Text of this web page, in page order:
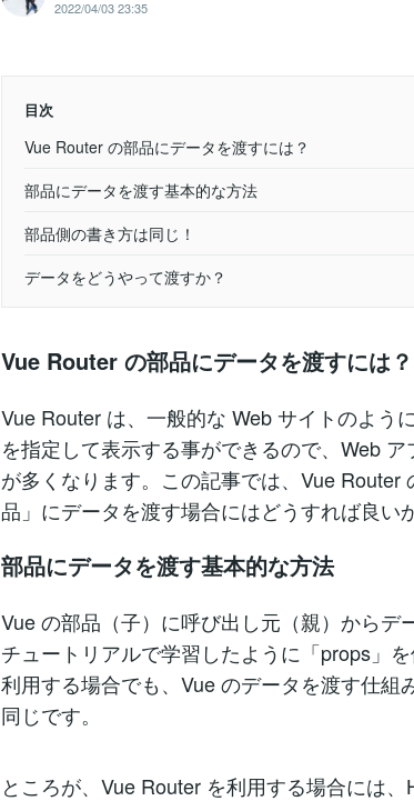
2022/04/03 23:35
目次
Vue Router の部品にデータを渡すには？
部品にデータを渡す基本的な方法
部品側の書き方は同じ！
データをどうやって渡すか？
Vue Router の部品にデータを渡すには？
Vue Router は、一般的な Web サイトのよう
を指定して表示する事ができるので、Web
が多くなります。この記事では、Vue Router
品」にデータを渡す場合にはどうすれば良い
部品にデータを渡す基本的な方法
Vue の部品（子）に呼び出し元（親）からデ
チュートリアルで学習したように「props」
利用する場合でも、Vue のデータを渡す仕組
同じです。
ところが、Vue Router を利用する場合には